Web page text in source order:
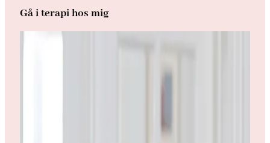
Gå i terapi hos mig